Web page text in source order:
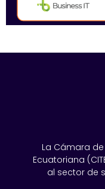
La Cámara
Ecuatoriana
al sector de